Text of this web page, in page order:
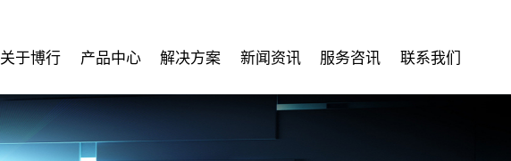
关于博行 产品中心 解决方案 新闻资讯 服务咨讯 联系我们